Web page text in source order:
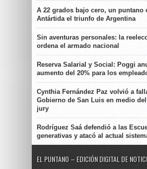
A 22 grados bajo cero, un puntano
Antártida el triunfo de Argentina
Sin aventuras personales: la
ordena el armado nacional
Reserva Salarial y Social: Poggi
aumento del 20% para los
Cynthia Fernández Paz volvió a
Gobierno de San Luis en medio
jury
Rodríguez Saá defendió a las
generativas y atacó al actual
EL PUNTANO – EDICIÓN DIGITAL DE